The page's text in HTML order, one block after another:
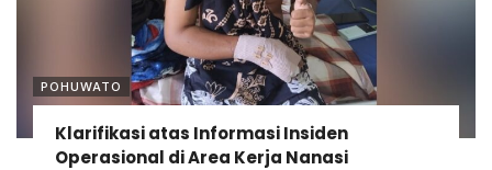
POHUWATO
Klarifikasi atas Informasi Insiden
Operasional di Area Kerja Nanasi